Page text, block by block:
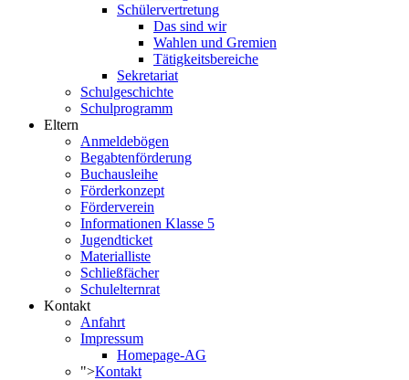
Schülervertretung
Das sind wir
Wahlen und Gremien
Tätigkeitsbereiche
Sekretariat
Schulgeschichte
Schulprogramm
Eltern
Anmeldebögen
Begabtenförderung
Buchausleihe
Förderkonzept
Förderverein
Informationen Klasse 5
Jugendticket
Materialliste
Schließfächer
Schulelternrat
Kontakt
Anfahrt
Impressum
Homepage-AG
">Kontakt